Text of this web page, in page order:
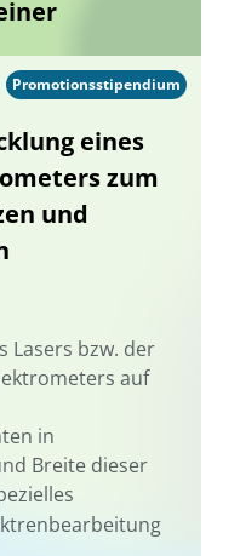
eines
zum
und
Lasers bzw. der
auf
in
Breite dieser
Promotionsstipendium